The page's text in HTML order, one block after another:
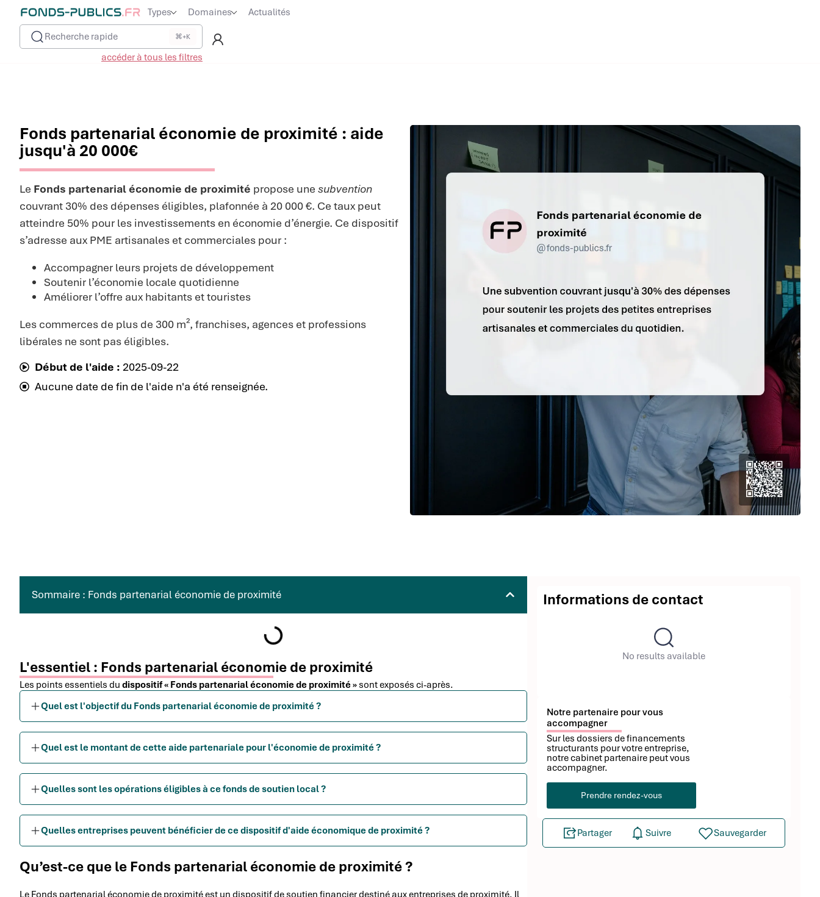
Types Domaines
Actualités
Recherche rapide
⌘+K
accéder à tous les filtres
Fonds partenarial économie de proximité : aide
jusqu'à 20 000€
Le Fonds partenarial économie de proximité propose une subvention
couvrant 30% des dépenses éligibles, plafonnée à 20 000 €. Ce taux peut
atteindre 50% pour les investissements en économie d’énergie. Ce dispositif
s’adresse aux PME artisanales et commerciales pour :
Accompagner leurs projets de développement
Soutenir l’économie locale quotidienne
Améliorer l’offre aux habitants et touristes
Les commerces de plus de 300 m², franchises, agences et professions
libérales ne sont pas éligibles.
Début de l'aide : 2025-09-22
Aucune date de fin de l'aide n'a été renseignée.
Sommaire : Fonds partenarial économie de proximité
L'essentiel : Fonds partenarial économie de proximité
Les points essentiels du dispositif « Fonds partenarial économie de proximité » sont exposés ci-après.
Quel est l'objectif du Fonds partenarial économie de proximité ?
Quel est le montant de cette aide partenariale pour l'économie de proximité ?
Quelles sont les opérations éligibles à ce fonds de soutien local ?
Quelles entreprises peuvent bénéficier de ce dispositif d'aide économique de proximité ?
Qu’est-ce que le Fonds partenarial économie de proximité ?
Le Fonds partenarial économie de proximité est un dispositif de soutien financier destiné aux entreprises de proximité. Il
Informations de contact
No results available
Notre partenaire pour vous
accompagner
Sur les dossiers de financements
structurants pour votre entreprise,
notre cabinet partenaire peut vous
accompagner.
Prendre rendez-vous
Partager Suivre Sauvegarder